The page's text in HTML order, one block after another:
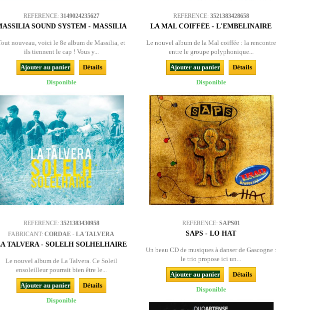
REFERENCE: 3149024235627
SOUND SYSTEM - MASSILIA
nouveau, voici le 8e album de Massilia, et
ils tiennent le cap ! Vous y...
Ajouter au panier
Détails
Disponible
REFERENCE: 3521383428658
LA MAL COIFFÉE - L'EMBELINAIRE
Le nouvel album de la Mal coiffée : la rencontre
entre le groupe polyphonique...
Ajouter au panier
Détails
Disponible
REFERENCE: 3521383430958
FABRICANT:CORDAE - LA TALVERA
TALVERA - SOLELH SOLHELHAIRE
Le nouvel album de La Talvera. Ce Soleil
ensoleilleur pourrait bien être le...
Ajouter au panier
Détails
Disponible
REFERENCE: SAPS01
SAPS - LO HAT
Un beau CD de musiques à danser de Gascogne :
le trio propose ici un...
Ajouter au panier
Détails
Disponible